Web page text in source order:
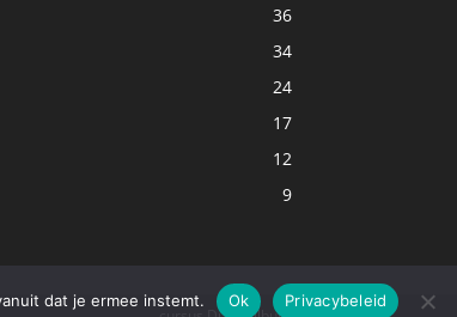
36
34
24
17
12
9
dat je ermee instemt. Ok Privacybeleid